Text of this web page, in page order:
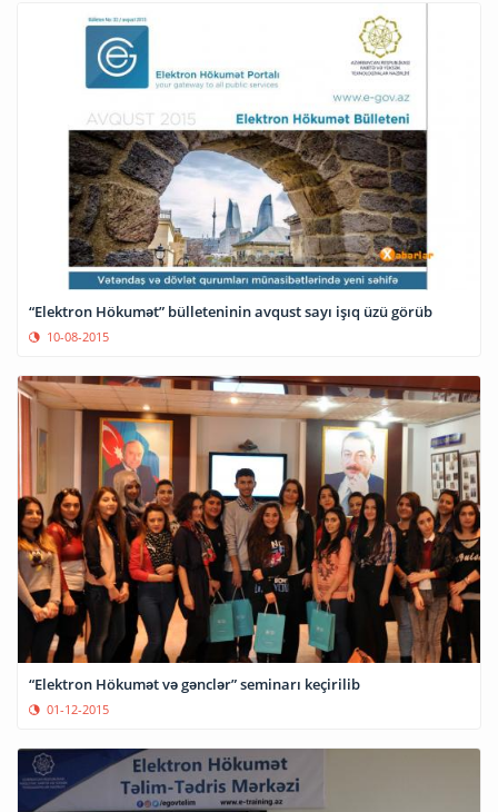
“Elektron Hökumət” bülleteninin avqust sayı işıq üzü görüb
10-08-2015
“Elektron Hökumət və gənclər” seminarı keçirilib
01-12-2015